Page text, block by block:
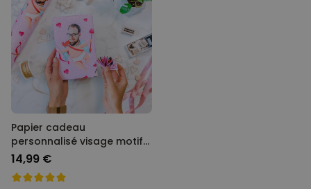
Papier cadeau
personnalisé visage motifs
amour
14,99 €